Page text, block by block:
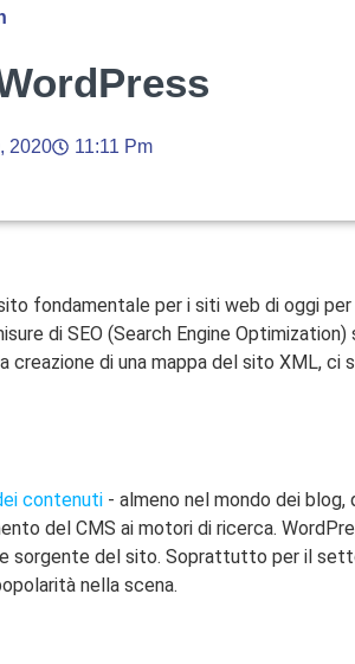
2020 11:11 Pm
fondamentale per i siti web di oggi
di SEO (Search Engine
di una mappa del sito XML, ci
contenuti - almeno nel mondo dei
del CMS ai motori di ricerca.
sorgente del sito. Soprattutto per il
nella scena.